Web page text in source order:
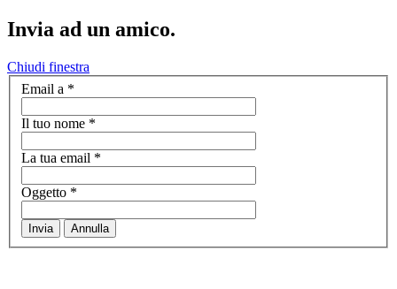
Invia ad un amico.
Chiudi finestra
Email a *
Il tuo nome *
La tua email *
Oggetto *
Invia Annulla